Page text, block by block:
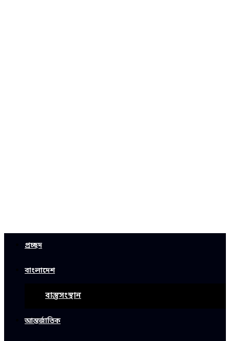
প্রচ্ছদ
বাংলাদেশ
বাস্তুসংস্থান
আন্তর্জাতিক